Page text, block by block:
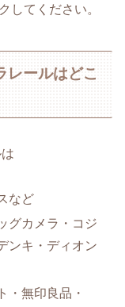
してください。
レールはどこ
など
グカメラ・コジ
ンキ・ディオン
・無印良品・